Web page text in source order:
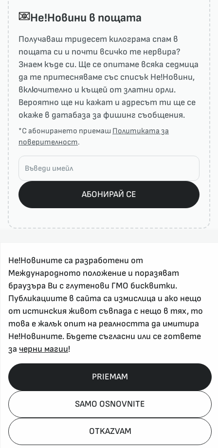
He!Новини в пощата
Получаваш тридесет килограма спам в
пощата си и почти всичко те нервира?
Знаем къде си. Ще се опитаме всяка седмица
да те притесняваме със списък He!Новини,
включително и къщей от златни орли.
Вероятно ще ни кажат и адресът ти ще се
окаже в датабаза за фишинг съобщения.
*С абонирането приемаш Политиката за
поверителност.
АБОНИРАЙ СЕ
За реклама и връзка с нас, пишете на
nenovinite@gmail.com
Контакт
За нас
Напиши Не!Новина
Абонирай се
Policy, Rights, etc 2026
Не!Новините са разработени от
Международното положение и поразяват
браузъра Ви с глутенови ГМО бисквитки.
Публикациите в сайта са измислица и ако нещо
от истинския живот съвпада с нещо в тях, то
това е жалък опит на реалността да имитира
Не!Новините. Бъдете съгласни или се гответе
за черни магии!
OTKAZVAM
SAMO OSNOVNITE
PRIEMAM